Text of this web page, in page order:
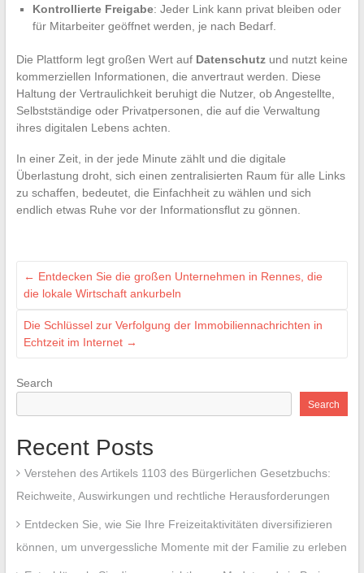
Kontrollierte Freigabe: Jeder Link kann privat bleiben oder
für Mitarbeiter geöffnet werden, je nach Bedarf.
Die Plattform legt großen Wert auf Datenschutzund nutzt keine
kommerziellen Informationen, die anvertraut werden. Diese
Haltung der Vertraulichkeit beruhigt die Nutzer, ob Angestellte,
Selbstständige oder Privatpersonen, die auf die Verwaltung
ihres digitalen Lebens achten.
In einer Zeit, in der jede Minute zählt und die digitale
Überlastung droht, sich einen zentralisierten Raum für alle Links
zu schaffen, bedeutet, die Einfachheit zu wählen und sich
endlich etwas Ruhe vor der Informationsflut zu gönnen.
← Entdecken Sie die großen Unternehmen in Rennes, die
die lokale Wirtschaft ankurbeln
Die Schlüssel zur Verfolgung der Immobiliennachrichten in
Echtzeit im Internet →
Search
Search
Recent Posts
Verstehen des Artikels 1103 des Bürgerlichen Gesetzbuchs:
Reichweite, Auswirkungen und rechtliche Herausforderungen
Entdecken Sie, wie Sie Ihre Freizeitaktivitäten diversifizieren
können, um unvergessliche Momente mit der Familie zu erleben